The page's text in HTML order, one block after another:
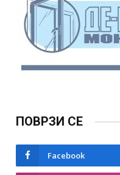
ПОВРЗИ СЕ
Facebook